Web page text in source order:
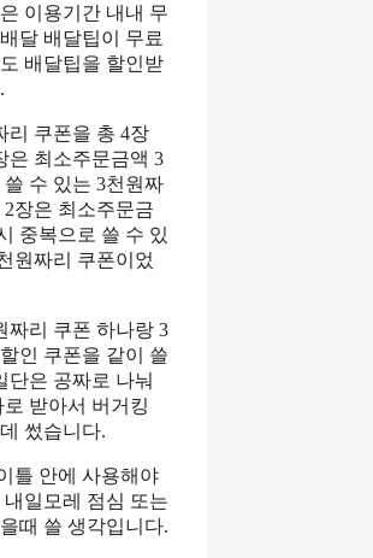
이용기간 내내 무
달 배달팁이 무료
배달팁을 할인받
리 쿠폰을 총 4장
은 최소주문금액 3
수 있는 3천원짜
장은 최소주문금
중복으로 쓸 수 있
원짜리 쿠폰이었
짜리 쿠폰 하나랑 3
인 쿠폰을 같이 쓸
단은 공짜로 나눠
받아서 버거킹
썼습니다.
틀 안에 사용해야
일모레 점심 또는
때 쓸 생각입니다.